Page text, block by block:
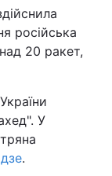
російська
20 ракет,
У
.